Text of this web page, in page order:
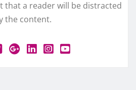
that a reader will be distracted
the content.